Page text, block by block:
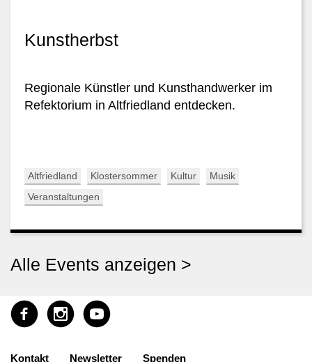
Kunstherbst
Regionale Künstler und Kunsthandwerker im
Refektorium in Altfriedland entdecken.
Altfriedland Klostersommer Kultur
Musik
Veranstaltungen
Alle Events anzeigen >
Kontakt Newsletter Spenden